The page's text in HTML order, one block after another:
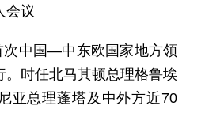
会议
次中国—中东欧国家地方领
。时任北马其顿总理格鲁埃
亚总理蓬塔及中外方近70